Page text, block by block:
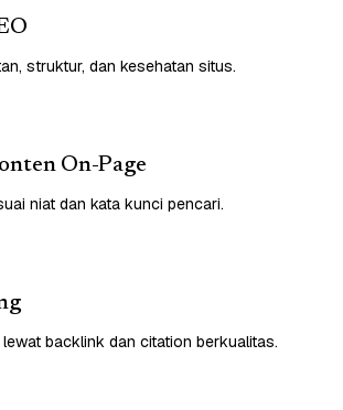
struktur, dan kesehatan situs.
On-Page
niat dan kata kunci pencari.
backlink dan citation berkualitas.